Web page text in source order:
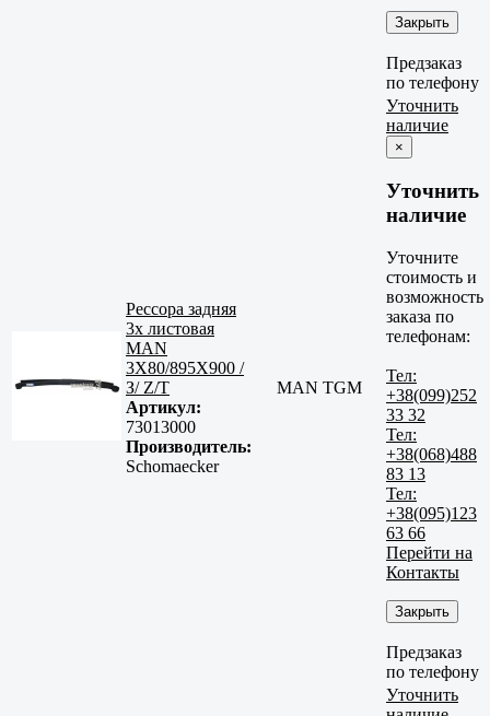
Закрыть
Предзаказ
по телефону
Рессора задняя
3х листовая
MAN
3X80/895X900 /
З/ Z/T
Артикул:
73013000
Производитель:
Schomaecker
MAN TGM
Уточнить
наличие
×
Уточнить
наличие
Уточните
стоимость и
возможность
заказа по
телефонам:
Тел:
+38(099)252
33 32
Тел:
+38(068)488
83 13
Тел:
+38(095)123
63 66
Перейти на
Контакты
Закрыть
Предзаказ
по телефону
Уточнить